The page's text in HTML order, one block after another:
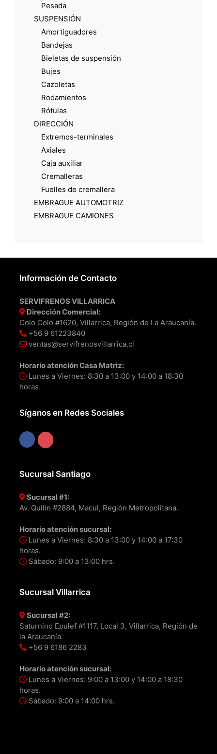
Pesada
SUSPENSIÓN
Amortiguadores
Bandejas
Bieletas de suspensión
Bujes
Cazoletas
Rodamientos
Rótulas
DIRECCIÓN
Extremos-terminales
Axiales
Caja auxiliar
Cremalleras
Fuelles de cremallera
EMBRAGUE AUTOMOTRIZ
EMBRAGUE CAMIONES
Información de Contacto
SERVIFRENOS VILLARRICA
Dirección Comercial:
Colo Colo #1620, Villarrica, Región de La Araucanía.
+56 9 61223840
ventas@servifrenosvillarrica.cl
Horario atención Casa Matriz:
Lunes a Viernes: 8:30 a 13:00 y 14:00 a 18:30
horas.
Síganos en Redes Sociales
Sucursal Santiago
Sucursal #1:
Av. Quilín #2884, Macul, Región Metropolitana.
Horario atención sucursal:
Lunes a Viernes: 8:30 a 13:00 y 14:00 a 17:30
horas.
Sábado: 9:00 a 13:00 hrs.
Sucursal Villarrica
Sucursal #2:
Saturnino Epulef #1117, Local 3, Villarrica, Región de
la Araucanía.
+56 9 6186 2283
Horario atención sucursal:
Lunes a Viernes: 9:00 a 13:00 y 14:00 a 18:30
horas.
Sábado: 9:00 a 14:00 hrs.